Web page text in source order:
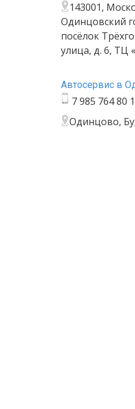
143001,
Одинцовский
посёлок
улица, д. 6, ТЦ
Автосервис в
7 985 764 80
Одинцово,